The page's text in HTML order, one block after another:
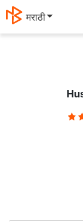
मराठी